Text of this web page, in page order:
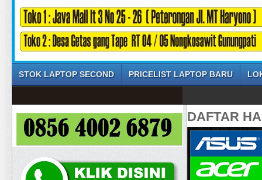
STOK LAPTOP SECOND PRICELIST LAPTOP BARU
DAFTAR